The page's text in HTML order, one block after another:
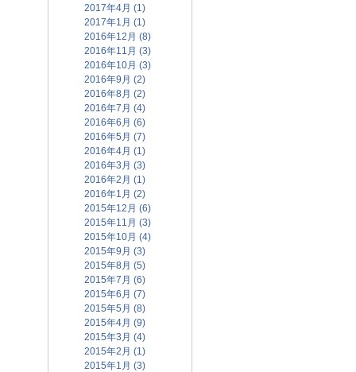
2017年4月 (1)
2017年1月 (1)
2016年12月 (8)
2016年11月 (3)
2016年10月 (3)
2016年9月 (2)
2016年8月 (2)
2016年7月 (4)
2016年6月 (6)
2016年5月 (7)
2016年4月 (1)
2016年3月 (3)
2016年2月 (1)
2016年1月 (2)
2015年12月 (6)
2015年11月 (3)
2015年10月 (4)
2015年9月 (3)
2015年8月 (5)
2015年7月 (6)
2015年6月 (7)
2015年5月 (8)
2015年4月 (9)
2015年3月 (4)
2015年2月 (1)
2015年1月 (3)